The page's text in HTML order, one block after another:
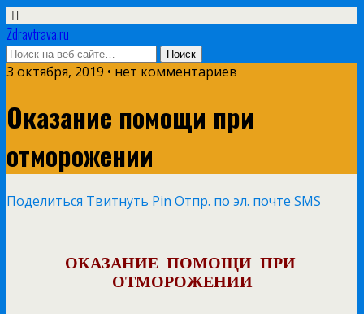
Zdravtrava.ru
3 октября, 2019 • нет комментариев
Оказание помощи при
отморожении
Поделиться Твитнуть Pin Отпр. по эл. почте SMS
ОКАЗАНИЕ ПОМОЩИ ПРИ
ОТМОРОЖЕНИИ